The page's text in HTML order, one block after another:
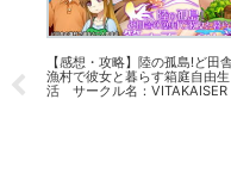
【感想・攻略】陸の孤島!ど田
漁村で彼女と暮らす箱庭自由生
活 サークル名：VITAKAISER